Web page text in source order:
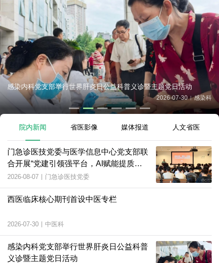
感染内科党支部举行世界肝炎日公益科普义诊暨主题党日活动
2026-07-30 | 感染科
院内新闻 省医影像 媒体报道 人文省医
门急诊医技党委与医学信息中心党支部联
合开展“党建引领强平台，AI赋能提质
效”主题党日活动
2026-08-07 | 门急诊医技党委
西医临床核心期刊首设中医专栏
2026-07-30 | 中医科
感染内科党支部举行世界肝炎日公益科普
义诊暨主题党日活动